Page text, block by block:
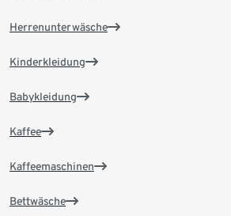
Herrenunterwäsche
Kinderkleidung
Babykleidung
Kaffee
Kaffeemaschinen
Bettwäsche